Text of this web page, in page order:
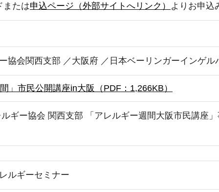
または申込ページ（外部サイトへリンク） よりお申込
協会関西支部 ／大阪府 ／日本ベーリンガーインゲル
」市民公開講座in大阪（PDF：1,266KB）
ギー協会 関西支部 「アレルギー週間大阪市民講座
ルギーセミナー